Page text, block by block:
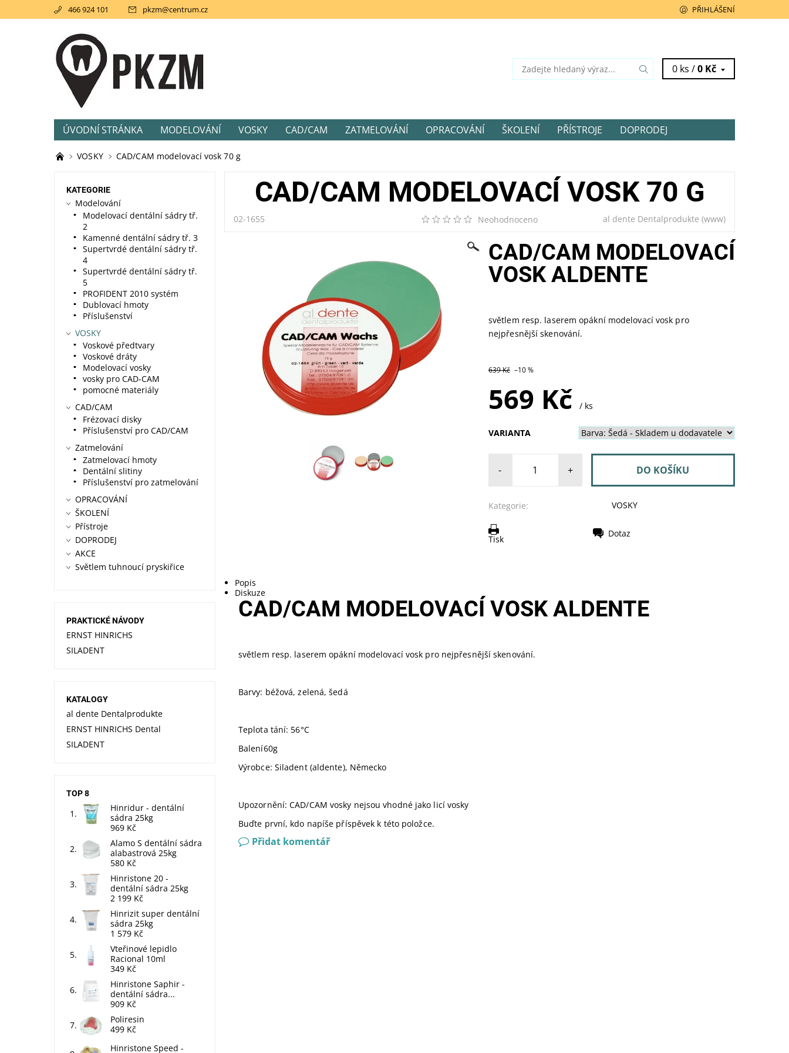
466 924 101 pkzm@centrum.cz PŘIHLÁŠENÍ
0 ks /0 Kč
ÚVODNÍ STRÁNKA MODELOVÁNÍ VOSKY CAD/CAM ZATMELOVÁNÍ OPRACOVÁNÍ ŠKOLENÍ PŘÍSTROJE
DOPRODEJ
AKCE
SVĚTLEM TUHNOUCÍ PRYSKIŘICE
VOSKY CAD/CAM modelovací vosk 70 g
CAD/CAM MODELOVACÍ VOSK 70 G
02-1655 Neohodnoceno al dente Dentalprodukte (www)
CAD/CAM MODELOVACÍ
VOSK ALDENTE
světlem resp. laserem opákní modelovací vosk pro
nejpřesnější skenování.
639 Kč –10 %
569 Kč / ks
VARIANTA
- +
Kategorie: VOSKY
Tisk
Dotaz
Popis
Diskuze
CAD/CAM MODELOVACÍ VOSK ALDENTE
světlem resp. laserem opákní modelovací vosk pro nejpřesnější skenování.
Barvy: béžová, zelená, šedá
Teplota tání: 56°C
Balení60g
Výrobce: Siladent (aldente), Německo
Upozornění: CAD/CAM vosky nejsou vhodné jako licí vosky
Buďte první, kdo napíše příspěvek k této položce.
Přidat komentář
KATEGORIE
Modelování
Modelovací dentální sádry tř.
2
Kamenné dentální sádry tř. 3
Supertvrdé dentální sádry tř.
4
Supertvrdé dentální sádry tř.
5
PROFIDENT 2010 systém
Dublovací hmoty
Příslušenství
VOSKY
Voskové předtvary
Voskové dráty
Modelovací vosky
vosky pro CAD-CAM
pomocné materiály
CAD/CAM
Frézovací disky
Příslušenství pro CAD/CAM
Zatmelování
Zatmelovací hmoty
Dentální slitiny
Příslušenství pro zatmelování
OPRACOVÁNÍ
ŠKOLENÍ
Přístroje
DOPRODEJ
AKCE
Světlem tuhnoucí pryskiřice
PRAKTICKÉ NÁVODY
ERNST HINRICHS
SILADENT
KATALOGY
al dente Dentalprodukte
ERNST HINRICHS Dental
SILADENT
TOP 8
Hinridur - dentální
sádra 25kg
969 Kč
Alamo S dentální sádra
alabastrová 25kg
580 Kč
Hinristone 20 -
dentální sádra 25kg
2 199 Kč
Hinrizit super dentální
sádra 25kg
1 579 Kč
Vteřinové lepidlo
Racional 10ml
349 Kč
Hinristone Saphir -
dentální sádra...
909 Kč
Poliresin
499 Kč
Hinristone Speed -